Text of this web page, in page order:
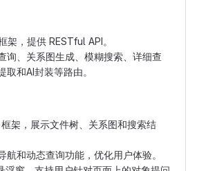
架，提供 RESTful API。
询、关系图生成、模糊搜索、详细查
取和AI封装等路由。
架，展示文件树、关系图和搜索结
航和动态查询功能，优化用户体验。